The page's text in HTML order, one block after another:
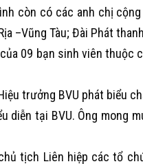
còn có các anh chị
–Vũng Tàu; Đài Phát
09 bạn sinh viên thuộc
trưởng BVU phát biểu
diễn tại BVU. Ông mong
tịch Liên hiệp các tổ